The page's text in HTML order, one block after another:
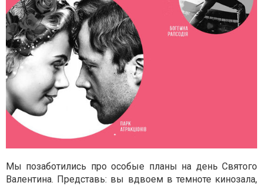
Мы позаботились про особые планы на день Святого
Валентина. Представь: вы вдвоем в темноте кинозала,